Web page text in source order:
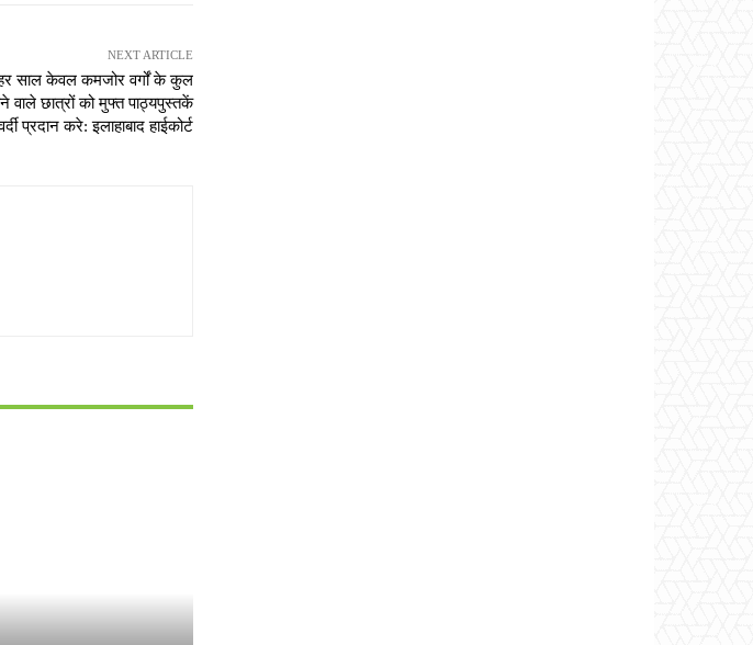
NEXT ARTICLE
हर साल केवल कमजोर वर्गों के कुल
वाले छात्रों को मुफ्त पाठ्यपुस्तकें
प्रदान करे: इलाहाबाद हाईकोर्ट